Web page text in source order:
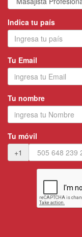
Indica tu país
Tu Email
Tu nombre
Tu móvil
+1